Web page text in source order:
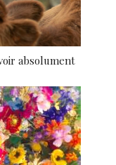
absolument